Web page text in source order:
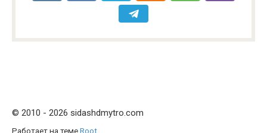
© 2010 - 2026 sidashdmytro.com
Работает на темеRoot